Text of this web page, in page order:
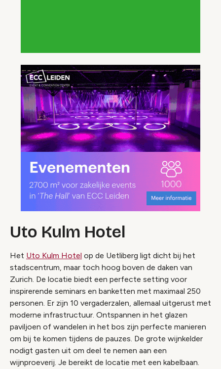
Uto Kulm Hotel
Het Uto Kulm Hotel op de Uetliberg ligt dicht bij het
stadscentrum, maar toch hoog boven de daken van
Zurich. De locatie biedt een perfecte setting voor
inspirerende seminars en banketten met maximaal 250
personen. Er zijn 10 vergaderzalen, allemaal uitgerust met
moderne infrastructuur. Ontspannen in het glazen
paviljoen of wandelen in het bos zijn perfecte manieren
om bij te komen tijdens de pauzes. De grote wijnkelder
nodigt gasten uit om deel te nemen aan een
wijnproeverij. Je bereikt de locatie met een kabelbaan.